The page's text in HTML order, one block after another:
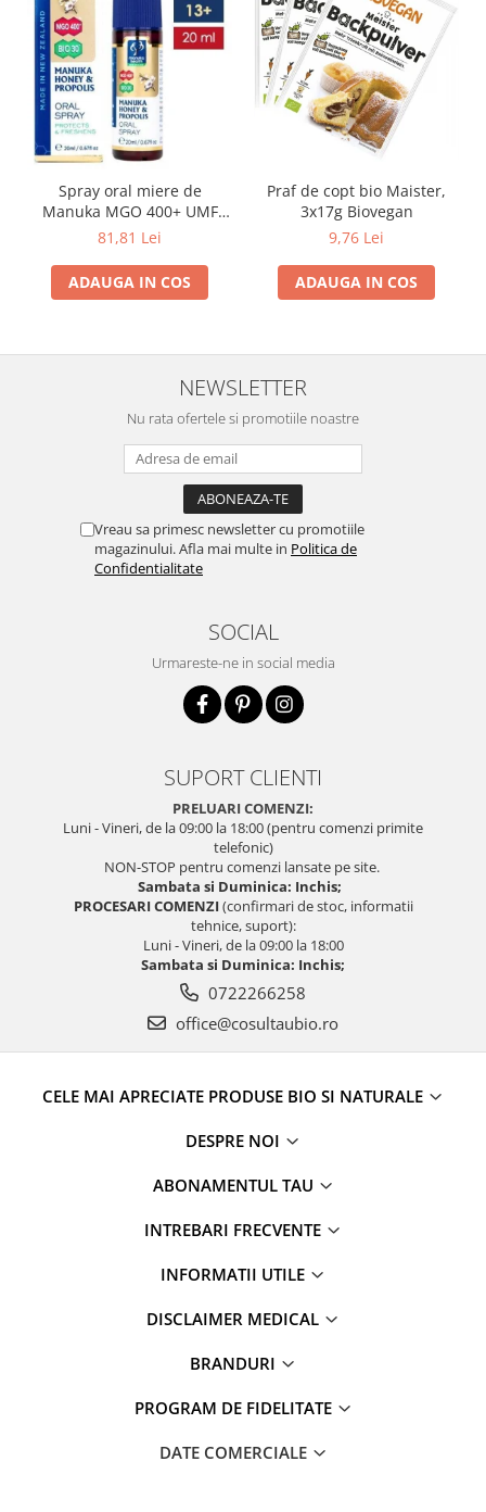
Spray oral miere de
Manuka MGO 400+ UMF
13+ cu Propolis (20ml)
81,81 Lei
ADAUGA IN COS
Praf de copt bio Maister,
3x17g Biovegan
9,76 Lei
ADAUGA IN COS
NEWSLETTER
Nu rata ofertele si promotiile noastre
Vreau sa primesc newsletter cu promotiile
magazinului. Afla mai multe in Politica de
Confidentialitate
SOCIAL
Urmareste-ne in social media
SUPORT CLIENTI
PRELUARI COMENZI:
Luni - Vineri, de la 09:00 la 18:00 (pentru comenzi primite
telefonic)
NON-STOP pentru comenzi lansate pe site.
Sambata si Duminica: Inchis;
PROCESARI COMENZI(confirmari de stoc, informatii
tehnice, suport):
Luni - Vineri, de la 09:00 la 18:00
Sambata si Duminica: Inchis;
0722266258
office@cosultaubio.ro
CELE MAI APRECIATE PRODUSE BIO SI NATURALE
DESPRE NOI
ABONAMENTUL TAU
INTREBARI FRECVENTE
INFORMATII UTILE
DISCLAIMER MEDICAL
BRANDURI
PROGRAM DE FIDELITATE
DATE COMERCIALE